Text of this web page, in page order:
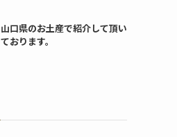
山口県のお土産で紹介して頂い
ております。